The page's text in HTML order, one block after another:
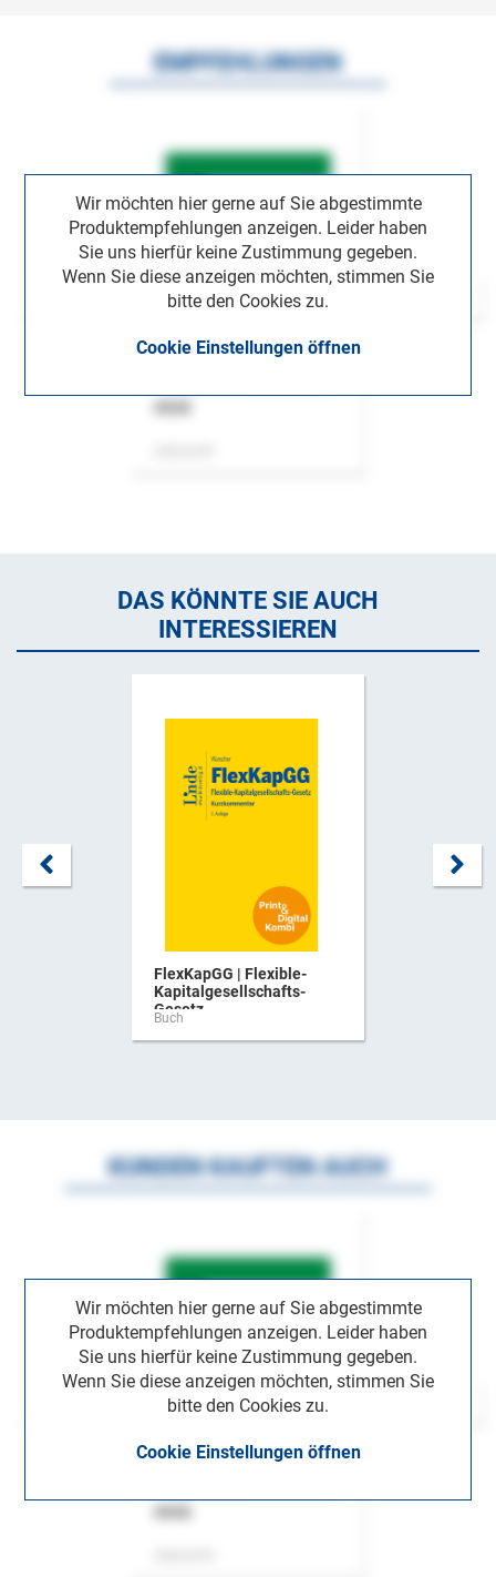
Wir möchten hier gerne auf Sie abgestimmte
Produktempfehlungen anzeigen. Leider haben
Sie uns hierfür keine Zustimmung gegeben.
Wenn Sie diese anzeigen möchten, stimmen Sie
bitte den Cookies zu.
Cookie Einstellungen öffnen
EMPFEHLUNGEN
DAS KÖNNTE SIE AUCH
INTERESSIEREN
FlexKapGG | Flexible-
Kapitalgesellschafts-
Gesetz ...
Buch
Wir möchten hier gerne auf Sie abgestimmte
Produktempfehlungen anzeigen. Leider haben
Sie uns hierfür keine Zustimmung gegeben.
Wenn Sie diese anzeigen möchten, stimmen Sie
bitte den Cookies zu.
Cookie Einstellungen öffnen
KUNDEN KAUFTEN AUCH